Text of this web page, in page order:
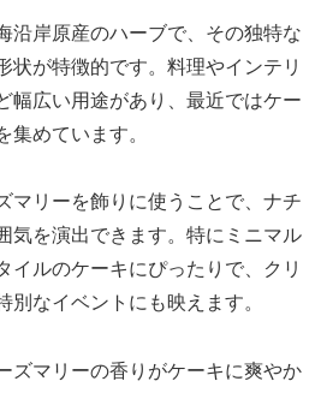
沿岸原産のハーブで、その独特な
状が特徴的です。料理やインテリ
幅広い用途があり、最近ではケー
集めています。
マリーを飾りに使うことで、ナチ
気を演出できます。特にミニマル
イルのケーキにぴったりで、クリ
別なイベントにも映えます。
ズマリーの香りがケーキに爽やか